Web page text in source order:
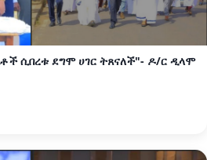
ሲበረቱ ደግሞ ሀገር ትጸናለች"- ዶ/ር ዲላሞ